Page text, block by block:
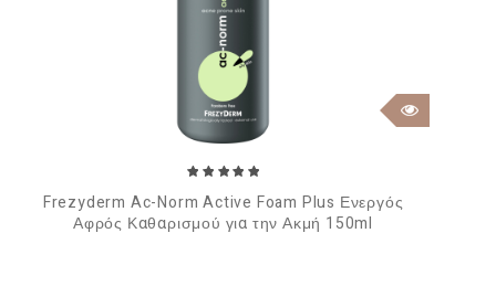
Frezyderm Ac-Norm Active Foam Plus Ενεργός
Αφρός Καθαρισμού για την Ακμή 150ml